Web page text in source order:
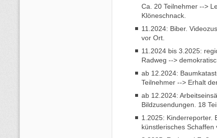
Ca. 20 Teilnehmer -->
Klöneschnack.
11.2024: Biber.
vor Ort.
11.2024 bis 3.2025:
Radweg -->
ab 12.2024:
Teilnehmer --> Erhalt
ab 12.2024:
Bildzusendungen. 18
1.2025: Kinderreporter.
künstlerisches Schaffen